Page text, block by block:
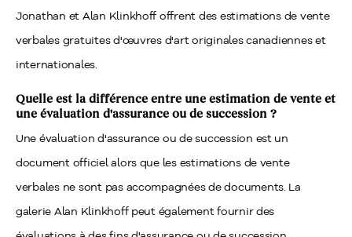
Jonathan et Alan Klinkhoff offrent des estimations de vente
verbales gratuites d'œuvres d'art originales canadiennes et
internationales.
Quelle est la différence entre une estimation de vente et
une évaluation d'assurance ou de succession ?
Une évaluation d'assurance ou de succession est un
document officiel alors que les estimations de vente
verbales ne sont pas accompagnées de documents. La
galerie Alan Klinkhoff peut également fournir des